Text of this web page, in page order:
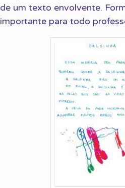
de um texto envolvente.
importante para todo